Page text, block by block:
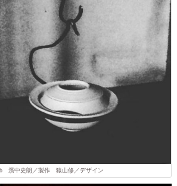
b 濱中史朗／製作 猿山修／デザイン